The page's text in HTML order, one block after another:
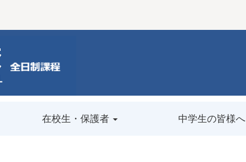
在校生・保護者 中学生の皆様へ